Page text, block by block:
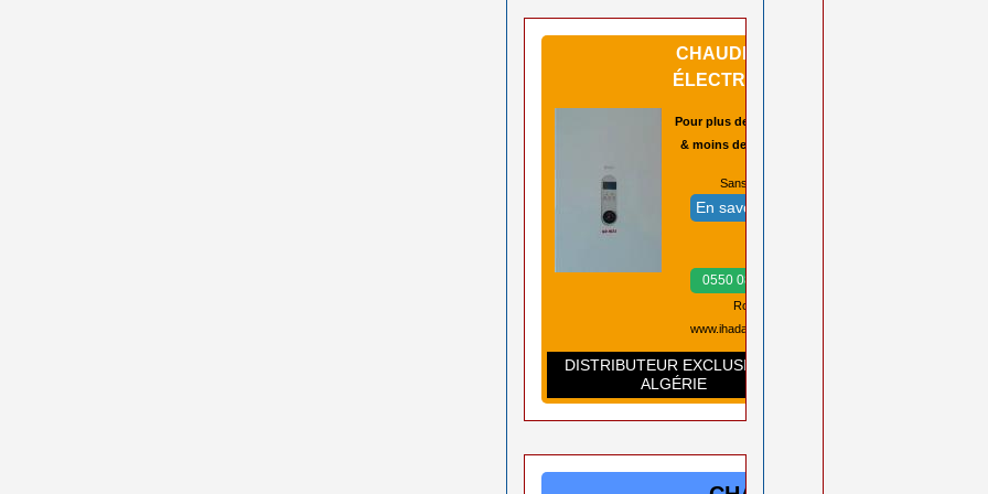
CHAUDIÈRES
ÉLECTRIQUES
Pour plus de sécurité
& moins de pannes
Sans CO2 ➡️
En savoir plus
0550 08 11 52
Rouiba Alger
www.ihadadene.com
DISTRIBUTEUR EXCLUSIF EN
ALGÉRIE